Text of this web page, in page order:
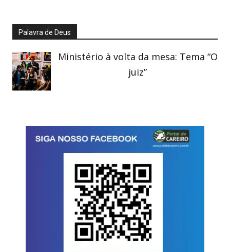
Palavra de Deus
Ministério à volta da mesa: Tema “O
juiz”